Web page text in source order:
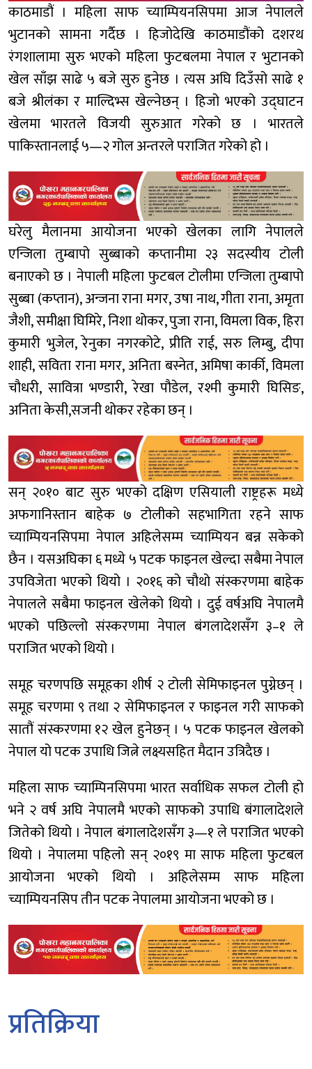
काठमाडौं । महिला साफ च्याम्पियनसिपमा आज नेपालले
भुटानको सामना गर्दैछ । हिजोदेखि काठमाडौंको दशरथ
रंगशालामा सुरु भएको महिला फुटबलमा नेपाल र भुटानको
खेल साँझ साढे ५ बजे सुरु हुनेछ । त्यस अघि दिउँसो साढे १
बजे श्रीलंका र माल्दिभ्स खेल्नेछन् । हिजो भएको उद्घाटन
खेलमा भारतले विजयी सुरुआत गरेको छ । भारतले
पाकिस्तानलाई ५—२ गोल अन्तरले पराजित गरेको हो ।
घरेलु मैलानमा आयोजना भएको खेलका लागि नेपालले
एन्जिला तुम्बापो सुब्बाको कप्तानीमा २३ सदस्यीय टोली
बनाएको छ । नेपाली महिला फुटबल टोलीमा एन्जिला तुम्बापो
सुब्बा (कप्तान), अन्जना राना मगर, उषा नाथ, गीता राना, अमृता
जैशी, समीक्षा घिमिरे, निशा थोकर, पुजा राना, विमला विक, हिरा
कुमारी भुजेल, रेनुका नगरकोटे, प्रीति राई, सरु लिम्बु, दीपा
शाही, सविता राना मगर, अनिता बस्नेत, अमिषा कार्की, विमला
चौधरी, सावित्रा भण्डारी, रेखा पौडेल, रश्मी कुमारी घिसिङ,
अनिता केसी,सजनी थोकर रहेका छन् ।
सन् २०१० बाट सुरु भएको दक्षिण एसियाली राष्ट्रहरू मध्ये
अफगानिस्तान बाहेक ७ टोलीको सहभागिता रहने साफ
च्याम्पियनसिपमा नेपाल अहिलेसम्म च्याम्पियन बन्न सकेको
छैन । यसअघिका ६ मध्ये ५ पटक फाइनल खेल्दा सबैमा नेपाल
उपविजेता भएको थियो । २०१६ को चौथो संस्करणमा बाहेक
नेपालले सबैमा फाइनल खेलेको थियो । दुई वर्षअघि नेपालमै
भएको पछिल्लो संस्करणमा नेपाल बंगलादेशसँग ३–१ ले
पराजित भएको थियो ।
समूह चरणपछि समूहका शीर्ष २ टोली सेमिफाइनल पुग्नेछन् ।
समूह चरणमा ९ तथा २ सेमिफाइनल र फाइनल गरी साफको
सातौं संस्करणमा १२ खेल हुनेछन् । ५ पटक फाइनल खेलको
नेपाल यो पटक उपाधि जित्ने लक्ष्यसहित मैदान उत्रिदैछ ।
महिला साफ च्याम्पिनसिपमा भारत सर्वाधिक सफल टोली हो
भने २ वर्ष अघि नेपालमै भएको साफको उपाधि बंगालादेशले
जितेको थियो । नेपाल बंगालादेशसँग ३—१ ले पराजित भएको
थियो । नेपालमा पहिलो सन् २०१९ मा साफ महिला फुटबल
आयोजना भएको थियो । अहिलेसम्म साफ महिला
च्याम्पियनसिप तीन पटक नेपालमा आयोजना भएको छ ।
प्रतिक्रिया